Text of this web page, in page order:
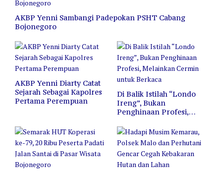
AKBP Yenni Sambangi Padepokan PSHT Cabang
Bojonegoro
AKBP Yenni Diarty Catat
Sejarah Sebagai Kapolres
Pertama Perempuan
Di Balik Istilah “Londo
Ireng”, Bukan
Penghinaan Profesi,
Berkaca